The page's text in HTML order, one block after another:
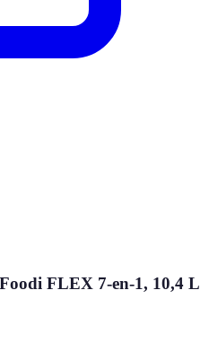
FLEX 7-en-1, 10,4 L